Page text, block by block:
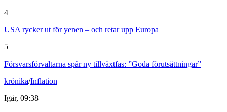
4
USA rycker ut för yenen – och retar upp Europa
5
Försvarsförvaltarna spår ny tillväxtfas: ”Goda förutsättningar”
krönika/Inflation
Igår, 09:38